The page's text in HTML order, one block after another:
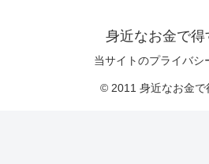
身近なお金で得
当サイトのプライバシ
© 2011 身近なお金で